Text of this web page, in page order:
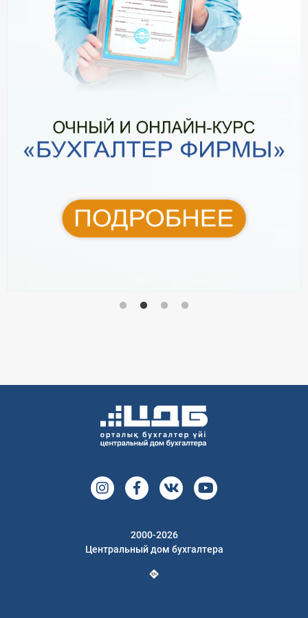
2000-2026
Центральный дом бухгалтера